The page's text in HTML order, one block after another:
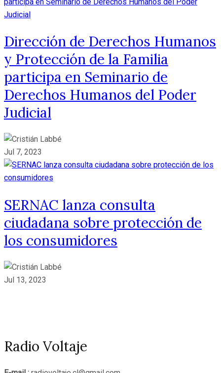
Dirección de Derechos Humanos
y Protección de la Familia
participa en Seminario de
Derechos Humanos del Poder
Judicial
Jul 7, 2023
SERNAC lanza consulta
ciudadana sobre protección de
los consumidores
Jul 13, 2023
Radio Voltaje